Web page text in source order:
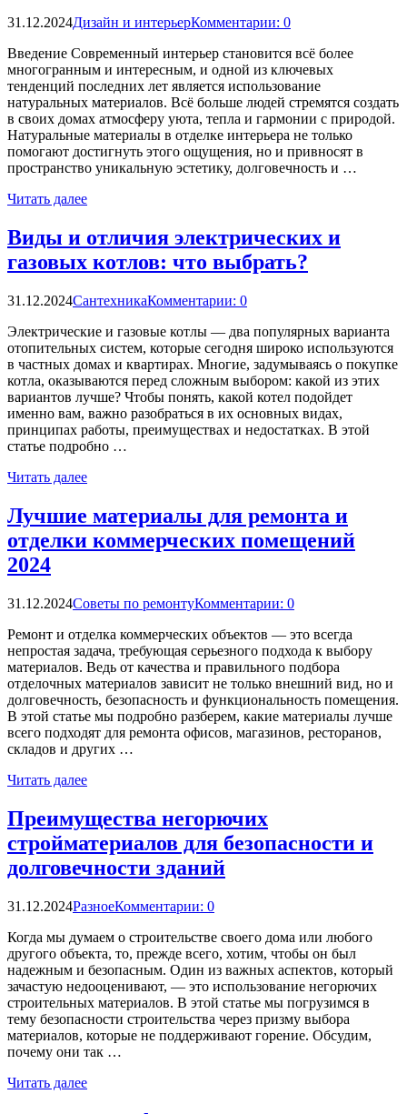
31.12.2024Дизайн и интерьерКомментарии: 0
Введение Современный интерьер становится всё более
многогранным и интересным, и одной из ключевых
тенденций последних лет является использование
натуральных материалов. Всё больше людей стремятся создать
в своих домах атмосферу уюта, тепла и гармонии с природой.
Натуральные материалы в отделке интерьера не только
помогают достигнуть этого ощущения, но и привносят в
пространство уникальную эстетику, долговечность и …
Читать далее
Виды и отличия электрических и
газовых котлов: что выбрать?
31.12.2024СантехникаКомментарии: 0
Электрические и газовые котлы — два популярных варианта
отопительных систем, которые сегодня широко используются
в частных домах и квартирах. Многие, задумываясь о покупке
котла, оказываются перед сложным выбором: какой из этих
вариантов лучше? Чтобы понять, какой котел подойдет
именно вам, важно разобраться в их основных видах,
принципах работы, преимуществах и недостатках. В этой
статье подробно …
Читать далее
Лучшие материалы для ремонта и
отделки коммерческих помещений
2024
31.12.2024Советы по ремонтуКомментарии: 0
Ремонт и отделка коммерческих объектов — это всегда
непростая задача, требующая серьезного подхода к выбору
материалов. Ведь от качества и правильного подбора
отделочных материалов зависит не только внешний вид, но и
долговечность, безопасность и функциональность помещения.
В этой статье мы подробно разберем, какие материалы лучше
всего подходят для ремонта офисов, магазинов, ресторанов,
складов и других …
Читать далее
Преимущества негорючих
стройматериалов для безопасности и
долговечности зданий
31.12.2024РазноеКомментарии: 0
Когда мы думаем о строительстве своего дома или любого
другого объекта, то, прежде всего, хотим, чтобы он был
надежным и безопасным. Один из важных аспектов, который
зачастую недооценивают, — это использование негорючих
строительных материалов. В этой статье мы погрузимся в
тему безопасности строительства через призму выбора
материалов, которые не поддерживают горение. Обсудим,
почему они так …
Читать далее